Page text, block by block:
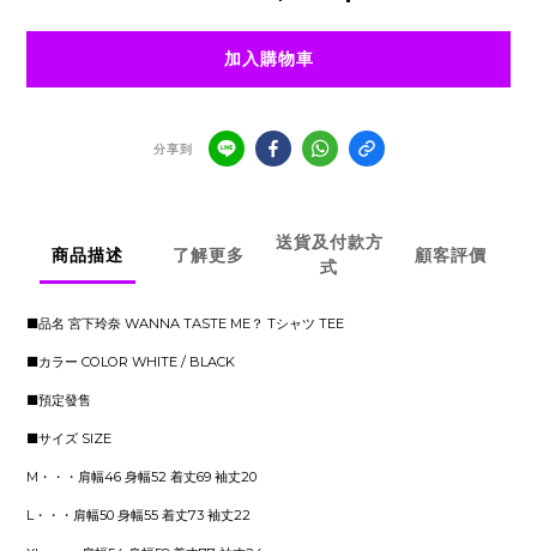
加入購物車
分享到
商品描述 了解更多
送貨及付款方
式
顧客評價
■品名 宮下玲奈 WANNA TASTE ME？ Tシャツ TEE
■カラー COLOR WHITE / BLACK
■預定發售
■サイズ SIZE
M・・・肩幅46 身幅52 着丈69 袖丈20
L・・・肩幅50 身幅55 着丈73 袖丈22